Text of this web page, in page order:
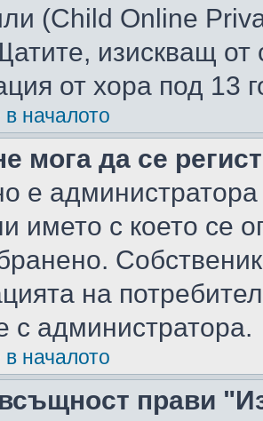
(Child Online
изискващ от
от хора под 13
началото
мога да се
е
името с което се
на
с администратора.
началото
прави